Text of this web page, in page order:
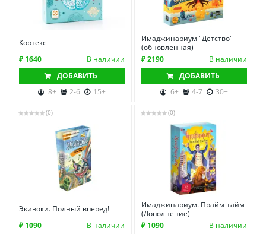
Кортекс
₽ 1640
В наличии
ДОБАВИТЬ
8+
2-6 15+
Имаджинариум "Детство"
(обновленная)
₽ 2190
В наличии
ДОБАВИТЬ
6+
4-7 30+
(0)
Экивоки. Полный вперед!
₽ 1090
В наличии
(0)
Имаджинариум. Прайм-тайм
(Дополнение)
₽ 1090
В наличии